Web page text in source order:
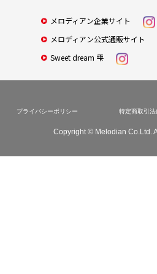
メロディアン企業サイト
メロディアン公式通販サイト
Sweet dream 雫
Copyright © Melodian Co.Ltd.
プライバシーポリシー 特定商取引